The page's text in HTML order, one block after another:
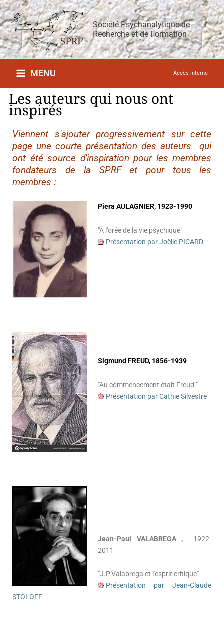
Aller
au
contenu
Société Psychanalytique de
Recherche et de Formation
MENU Accès interne
Les auteurs qui nous ont
inspirés
Viennent s'ajouter progressivement sur cette
page une courte présentation des auteurs qui
ont été source d'inspiration pour les membres
fondateurs de la SPRF et pour tous les
membres :
Piera AULAGNIER, 1923-1990
"À l'orée de la vie psychique"
Présentation par Joëlle PICARD
Sigmund FREUD, 1856-1939
"Au commencement était Freud "
Présentation par Cathie Silvestre
Jean-Paul VALABREGA , 1922-
2011
"J.P.Valabrega et l'esprit critique"
Présentation par Jean-Claude
STOLOFF